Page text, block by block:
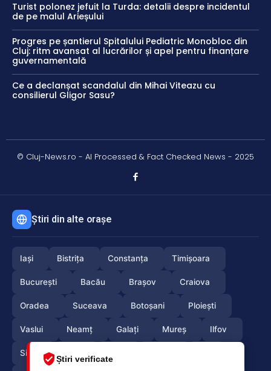
Știri verificate
Turist polonez jefuit la Turda: detalii despre incidentul
de pe malul Arieșului
Progres pe șantierul Spitalului Pediatric Monobloc din
Cluj: ritm avansat al lucrărilor și apel pentru finanțare
guvernamentală
Ce a declanșat scandalul din Mihai Viteazu cu
consilierul Gligor Sasu?
© Cluj-News.ro - AI Processed & Fact Checked News - 2025
Știri din alte orașe
Iași Bistrița Constanța Timișoara
București Bacău Brașov Craiova
Oradea Suceava Botoșani Ploiești
Vaslui Neamț Galați Mureș Ilfov
Sibiu